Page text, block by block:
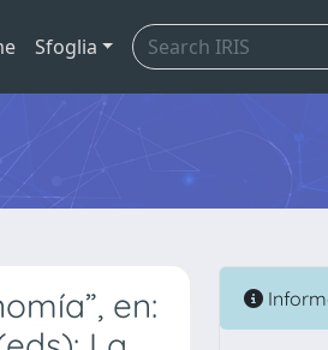
Sfoglia
en: